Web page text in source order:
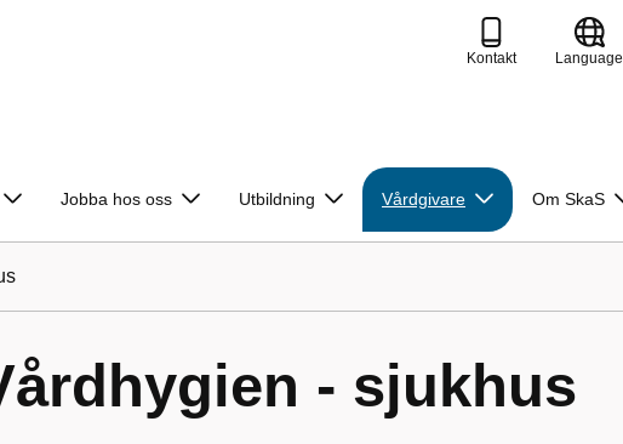
Kontakt Language
Jobba hos oss Utbildning Vårdgivare Om SkaS
- sjukhus